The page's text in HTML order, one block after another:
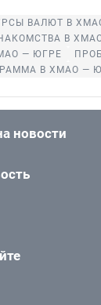
ВАЛЮТ В
В
— ЮГРЕ
В ХМАО —
новости